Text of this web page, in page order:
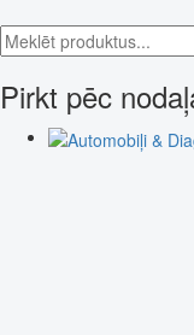
Pirkt pēc